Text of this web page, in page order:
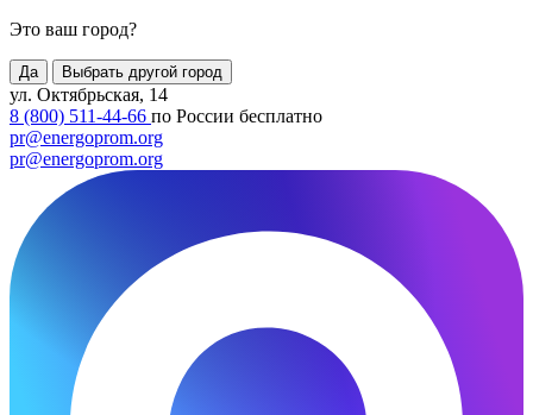
Это ваш город?
Да Выбрать другой город
ул. Октябрьская, 14
8 (800) 511-44-66 по России бесплатно
pr@energoprom.org
pr@energoprom.org